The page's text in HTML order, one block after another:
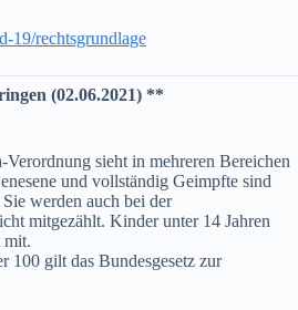
19/rechtsgrundlage
(02.06.2021) **
sieht in mehreren Bereichen
und vollständig Geimpfte sind
werden auch bei der
mitgezählt. Kinder unter 14 Jahren
mit.
100 gilt das Bundesgesetz zur